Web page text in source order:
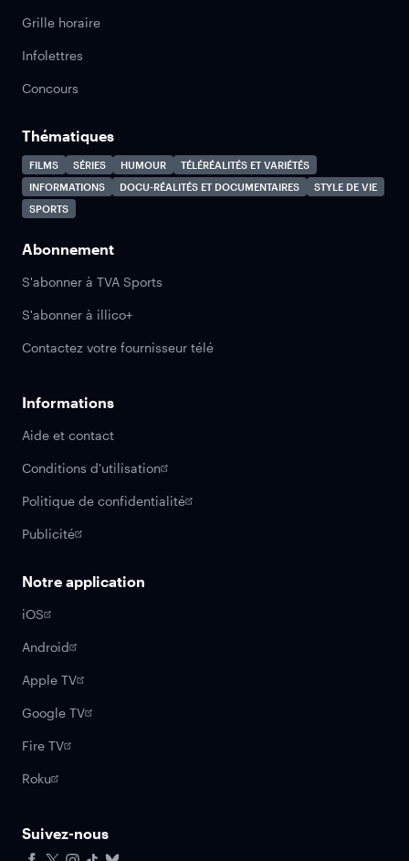
Grille horaire
Infolettres
Concours
Thématiques
FILMS SÉRIES HUMOUR
TÉLÉRÉALITÉS ET VARIÉTÉS
INFORMATIONS
DOCU-RÉALITÉS ET DOCUMENTAIRES
STYLE DE VIE
SPORTS
Abonnement
S'abonner à TVA Sports
S'abonner à illico+
Contactez votre fournisseur télé
Informations
Aide et contact
Conditions d'utilisation
Politique de confidentialité
Publicité
Notre application
iOS
Android
Apple TV
Google TV
Fire TV
Roku
Suivez-nous